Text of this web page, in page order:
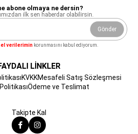
abone olmaya ne dersin?
ilk sen haberdar olabilirsin.
Gönder
verilerimin korunmasını kabul ediyorum.
LİNKLER
KVKKMesafeli Satış Sözleşmesi
Ödeme ve Teslimat
Takipte Kal